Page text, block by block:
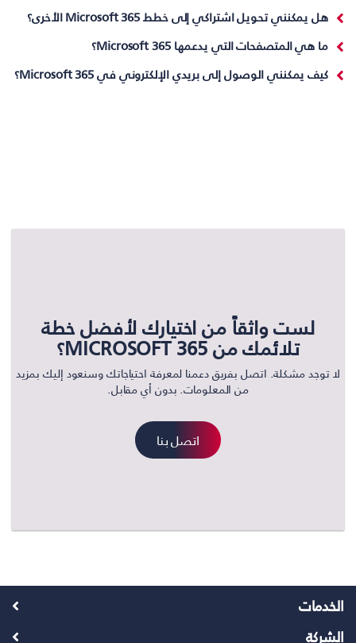
هل يمكنني تحويل اشتراكي إلى خطط Microsoft 365 الأخرى؟
ما هي المتصفحات التي يدعمها Microsoft 365؟
كيف يمكنني الوصول إلى بريدي الإلكتروني في Microsoft 365؟
لست واثقاً من اختيارك لأفضل خطة
تلائمك من MICROSOFT 365؟
لا توجد مشكلة. اتصل بفريق دعمنا لمعرفة احتياجاتك وسنعود إليك بمزيد
من المعلومات. بدون أي مقابل.
اتصل بنا
الخدمات
الشركة